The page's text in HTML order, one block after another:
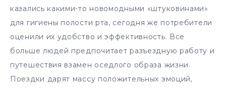
казались какими-то новомодными «штуковинами»
для гигиены полости рта, сегодня же потребители
оценили их удобство и эффективность. Все
больше людей предпочитает разъездную работу и
путешествия взамен оседлого образа жизни.
Поездки дарят массу положительных эмоций,